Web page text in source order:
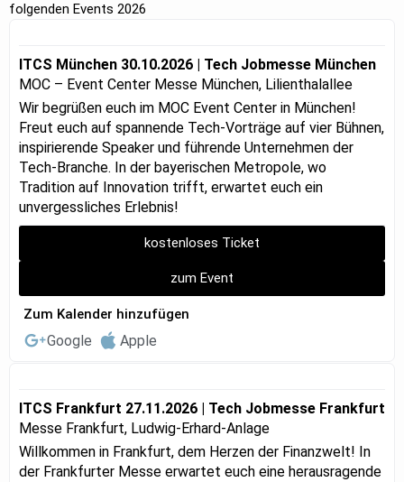
folgenden Events 2026
ITCS München 30.10.2026 | Tech Jobmesse München
MOC – Event Center Messe München, Lilienthalallee
Wir begrüßen euch im MOC Event Center in München!
Freut euch auf spannende Tech-Vorträge auf vier Bühnen,
inspirierende Speaker und führende Unternehmen der
Tech-Branche. In der bayerischen Metropole, wo
Tradition auf Innovation trifft, erwartet euch ein
unvergessliches Erlebnis!
kostenloses Ticket
zum Event
Zum Kalender hinzufügen
Google Apple
ITCS Frankfurt 27.11.2026 | Tech Jobmesse Frankfurt
Messe Frankfurt, Ludwig-Erhard-Anlage
Willkommen in Frankfurt, dem Herzen der Finanzwelt! In
der Frankfurter Messe erwartet euch eine herausragende